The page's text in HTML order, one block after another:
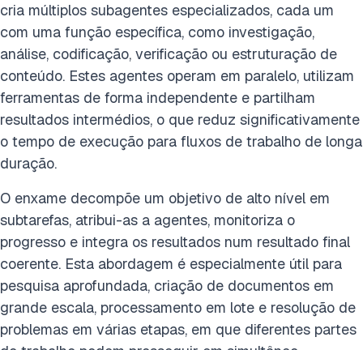
cria múltiplos subagentes especializados, cada um
com uma função específica, como investigação,
análise, codificação, verificação ou estruturação de
conteúdo. Estes agentes operam em paralelo, utilizam
ferramentas de forma independente e partilham
resultados intermédios, o que reduz significativamente
o tempo de execução para fluxos de trabalho de longa
duração.
O enxame decompõe um objetivo de alto nível em
subtarefas, atribui-as a agentes, monitoriza o
progresso e integra os resultados num resultado final
coerente. Esta abordagem é especialmente útil para
pesquisa aprofundada, criação de documentos em
grande escala, processamento em lote e resolução de
problemas em várias etapas, em que diferentes partes